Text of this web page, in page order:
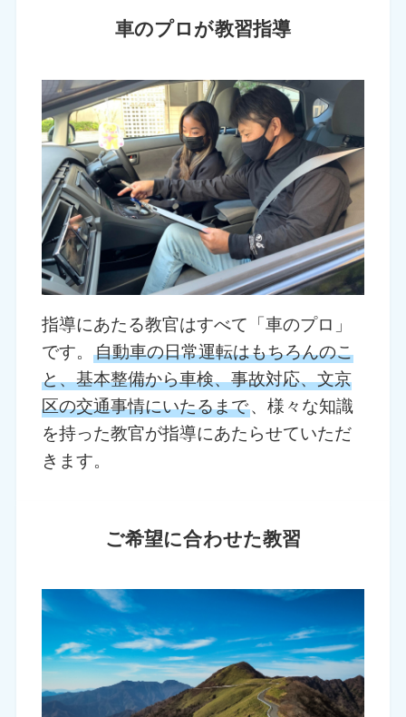
車のプロが教習指導
指導にあたる教官はすべて「車のプロ」
です。自動車の日常運転はもちろんのこ
と、基本整備から車検、事故対応、文京
区の交通事情にいたるまで、様々な知識
を持った教官が指導にあたらせていただ
きます。
ご希望に合わせた教習